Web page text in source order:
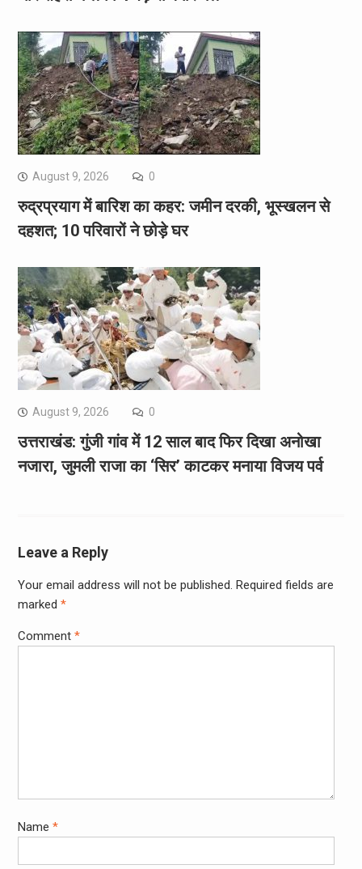
August 9, 2026 0
रुद्रप्रयाग में बारिश का कहर: जमीन दरकी, भूस्खलन से
दहशत; 10 परिवारों ने छोड़े घर
August 9, 2026 0
उत्तराखंड: गुंजी गांव में 12 साल बाद फिर दिखा अनोखा
नजारा, जुमली राजा का ‘सिर’ काटकर मनाया विजय पर्व
Leave a Reply
Your email address will not be published. Required fields are
marked *
Comment *
Name *